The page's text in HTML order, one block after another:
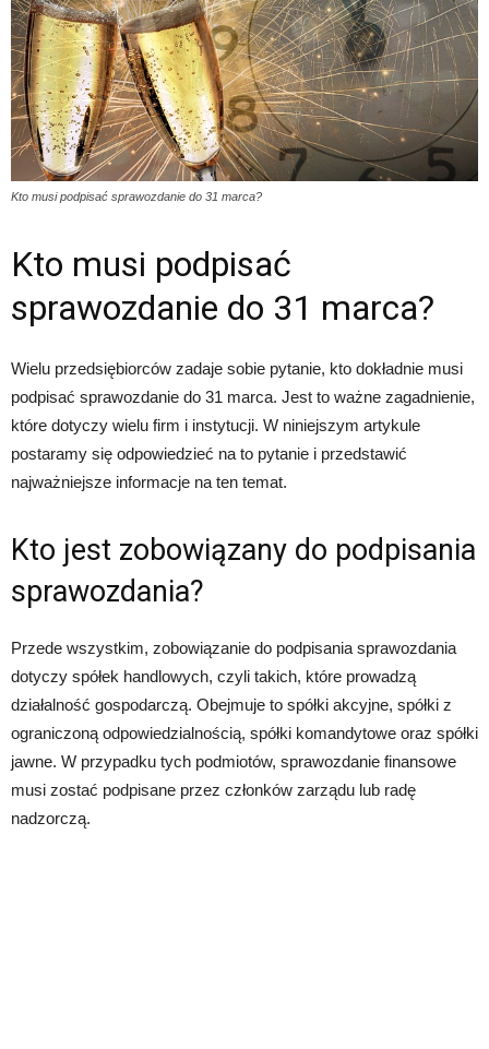
Kto musi podpisać sprawozdanie do 31 marca?
Kto musi podpisać
sprawozdanie do 31 marca?
Wielu przedsiębiorców zadaje sobie pytanie, kto dokładnie musi
podpisać sprawozdanie do 31 marca. Jest to ważne zagadnienie,
które dotyczy wielu firm i instytucji. W niniejszym artykule
postaramy się odpowiedzieć na to pytanie i przedstawić
najważniejsze informacje na ten temat.
Kto jest zobowiązany do podpisania
sprawozdania?
Przede wszystkim, zobowiązanie do podpisania sprawozdania
dotyczy spółek handlowych, czyli takich, które prowadzą
działalność gospodarczą. Obejmuje to spółki akcyjne, spółki z
ograniczoną odpowiedzialnością, spółki komandytowe oraz spółki
jawne. W przypadku tych podmiotów, sprawozdanie finansowe
musi zostać podpisane przez członków zarządu lub radę
nadzorczą.